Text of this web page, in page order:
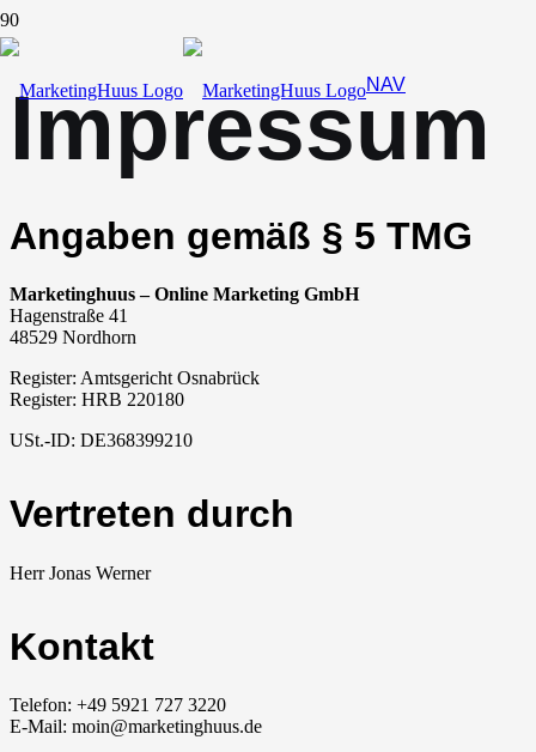
NAV
Impressum
Angaben gemäß § 5 TMG
Marketinghuus – Online Marketing GmbH
Hagenstraße 41
48529 Nordhorn
Register: Amtsgericht Osnabrück
Register: HRB 220180
USt.-ID: DE368399210
Vertreten durch
Herr Jonas Werner
Kontakt
Telefon: +49 5921 727 3220
E-Mail: moin@marketinghuus.de